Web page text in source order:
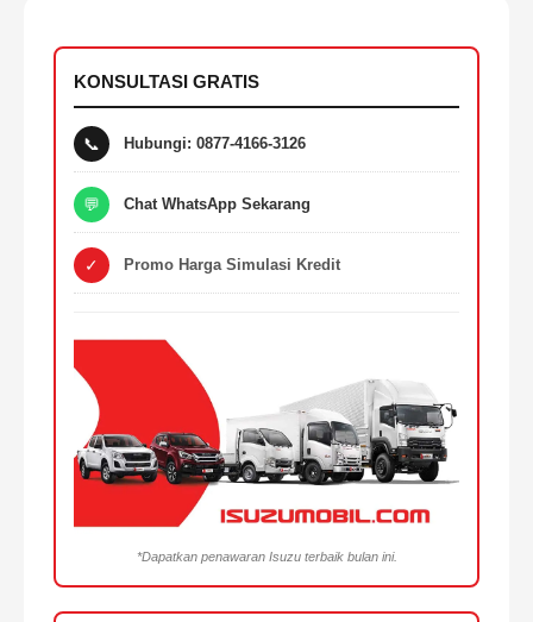
KONSULTASI GRATIS
📞 Hubungi: 0877-4166-3126
💬 Chat WhatsApp Sekarang
✓ Promo Harga Simulasi Kredit
*Dapatkan penawaran Isuzu terbaik bulan ini.